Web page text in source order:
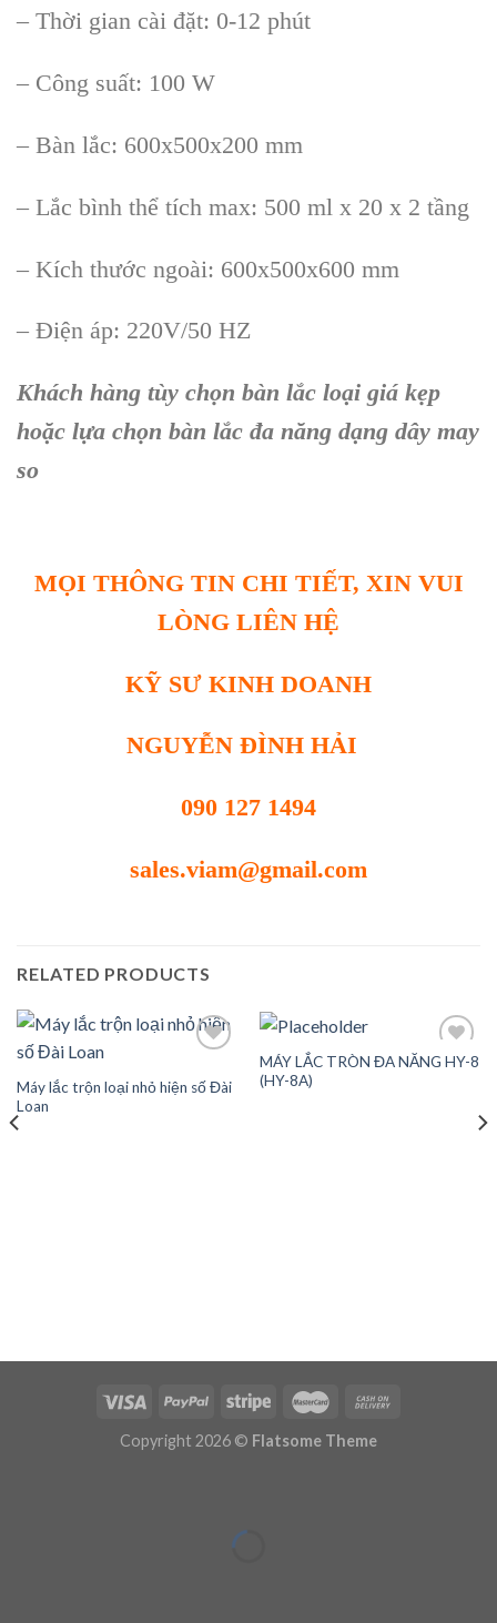
– Thời gian cài đặt: 0-12 phút
– Công suất: 100 W
– Bàn lắc: 600x500x200 mm
– Lắc bình thể tích max: 500 ml x 20 x 2 tầng
– Kích thước ngoài: 600x500x600 mm
– Điện áp: 220V/50 HZ
Khách hàng tùy chọn bàn lắc loại giá kẹp
hoặc lựa chọn bàn lắc đa năng dạng dây may
so
MỌI THÔNG TIN CHI TIẾT, XIN VUI
LÒNG LIÊN HỆ
KỸ SƯ KINH DOANH
NGUYỄN ĐÌNH HẢI
090 127 1494
sales.viam@gmail.com
RELATED PRODUCTS
Máy lắc trộn loại nhỏ hiện số Đài
Loan
MÁY LẮC TRÒN ĐA NĂNG HY-8
(HY-8A)
Copyright 2026 © Flatsome Theme